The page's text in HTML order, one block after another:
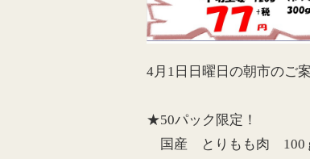
4月1日日曜日の朝市のご
★50パック限定！
国産 とりもも肉 100